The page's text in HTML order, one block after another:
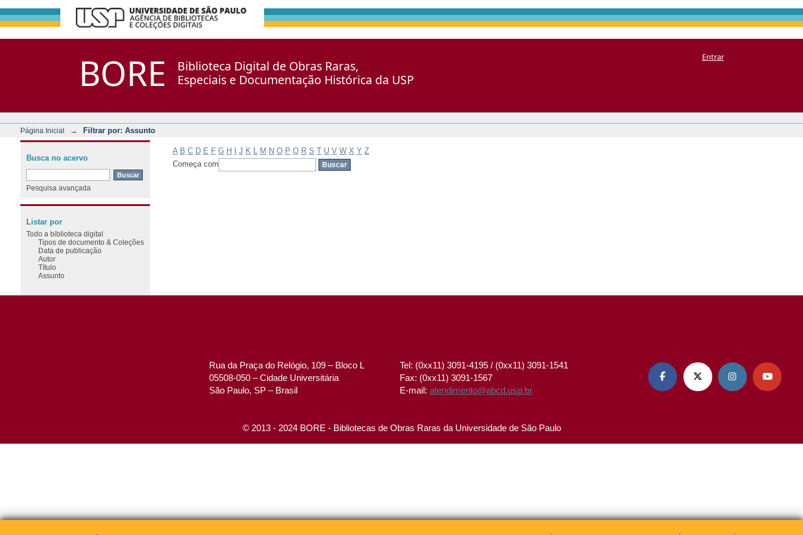
BORE
Biblioteca Digital de Obras Raras,
Especiais e Documentação Histórica da USP
Entrar
Página Inicial → Filtrar por: Assunto
A B C D E F G H J K M N O P Q R S T U V W X Y Z
Começa com
Busca no acervo
Pesquisa avançada
Listar por
Todo a biblioteca digital
Tipos de documento & Coleções
Data de publicação
Autor
Título
Assunto
Rua da Praça do Relógio, 109 – Bloco L
05508-050 – Cidade Universitária
São Paulo, SP – Brasil
Tel: (0xx11) 3091-4195 / (0xx11) 3091-1541
Fax: (0xx11) 3091-1567
E-mail:atendimento@abcd.usp.br
   
© 2013 - 2024 BORE - Bibliotecas de Obras Raras da Universidade de São Paulo